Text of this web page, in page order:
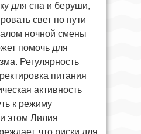
для сна и беруши,
свет по пути
ночной смены
помочь для
Регулярность
питания
активность
к режиму
этом Лилия